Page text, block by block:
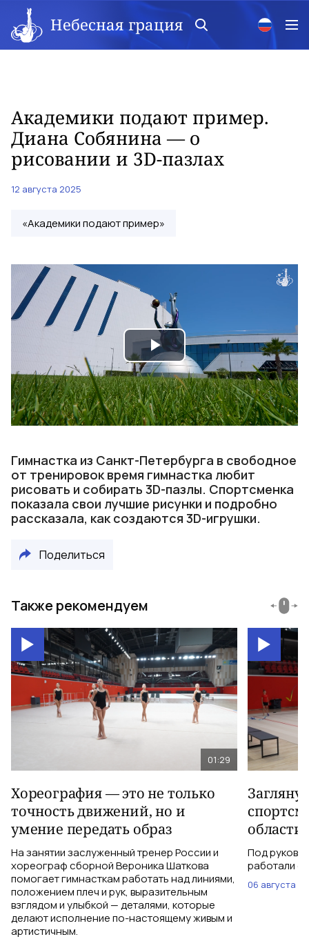
Небесная грация
Академики подают пример.
Диана Собянина — о
рисовании и 3D-пазлах
12 августа 2025
«Академики подают пример»
Play
Video
Гимнастка из Санкт-Петербурга в свободное
от тренировок время гимнастка любит
рисовать и собирать 3D-пазлы. Спортсменка
показала свои лучшие рисунки и подробно
рассказала, как создаются 3D-игрушки.
Поделиться
Также рекомендуем
01:29
Хореография — это не только
точность движений, но и
умение передать образ
На занятии заслуженный тренер России и
хореограф сборной Вероника Шаткова
помогает гимнасткам работать над линиями,
положением плеч и рук, выразительным
взглядом и улыбкой — деталями, которые
делают исполнение по-настоящему живым и
артистичным.
области!
Под
работали с
06 августа